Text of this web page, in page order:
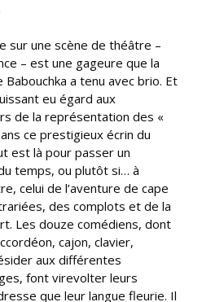
sur une scène de théâtre –
– est une gageure que la
a tenu avec brio. Et
eu égard aux
de la représentation des «
ce prestigieux écrin du
est là pour passer un
temps, ou plutôt si… à
celui de l’aventure de cape
des complots et de la
Les douze comédiens, dont
cajon, clavier,
aux différentes
font virevolter leurs
que leur langue fleurie. Il